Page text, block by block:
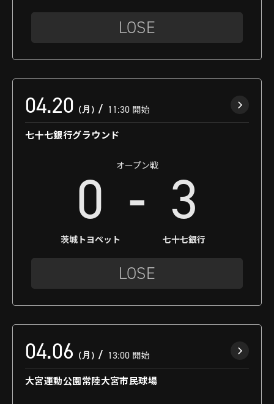
LOSE
04.20 （月） 11:30 開始
七十七銀行グラウンド
オープン戦
0
茨城トヨペット
- 3
七十七銀行
LOSE
04.06 （月） 13:00 開始
大宮運動公園常陸大宮市民球場